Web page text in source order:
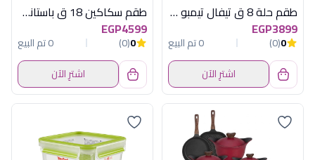
طقم حلة 8 ق تيفال تيمبو غطاء زجاج
EGP3899
0
(0)
0 تم البيع
اشترِ الآن
طقم سكاكين 18 ق باستاند هابى هوم
EGP4599
0
(0)
0 تم البيع
اشترِ الآن